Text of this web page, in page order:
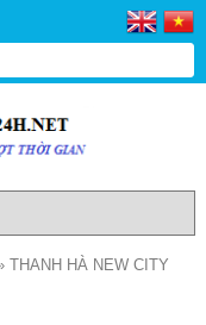
THANH HÀ NEW CITY